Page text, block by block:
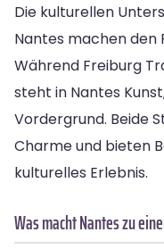
Die kulturellen
Nantes machen den
Während Freiburg
steht in Nantes
Vordergrund. Beide
Charme und bieten
kulturelles Erlebnis.
Was macht Nantes zu